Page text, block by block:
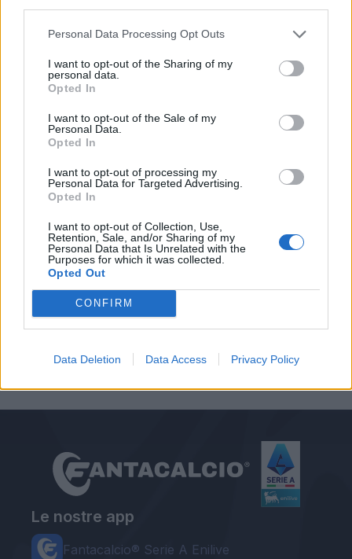
Personal Data Processing Opt Outs
I want to opt-out of the Sharing of my
personal data.
Opted In
I want to opt-out of the Sale of my
Personal Data.
Opted In
I want to opt-out of processing my
Personal Data for Targeted Advertising.
Opted In
I want to opt-out of Collection, Use,
Retention, Sale, and/or Sharing of my
Personal Data that Is Unrelated with the
Purposes for which it was collected.
Opted Out
CONFIRM
Data Deletion Data Access Privacy Policy
Autore
Le nostre app
Fantacalcio® Serie A Enilive